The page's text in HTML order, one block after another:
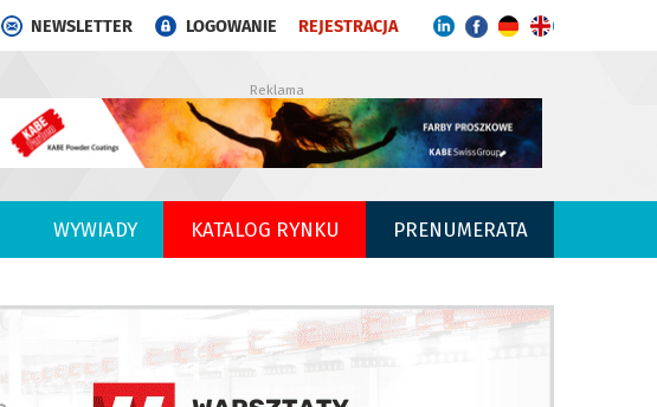
NEWSLETTER LOGOWANIE REJESTRACJA
Reklama
WYWIADY KATALOG RYNKU PRENUMERATA